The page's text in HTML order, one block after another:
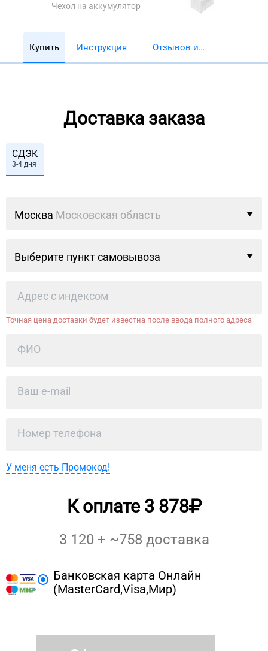
Чехол на аккумулятор
Купить Инструкция
Отзывов и
Доставка заказа
СДЭК
3-4 дня
Москва Московская область
Выберите пункт самовывоза
Точная цена доставки будет известна после ввода полного адреса
У меня есть Промокод!
К оплате 3 878
3 120 + ~758 доставка
Банковская карта Онлайн
(MasterCard,Visa,Мир)